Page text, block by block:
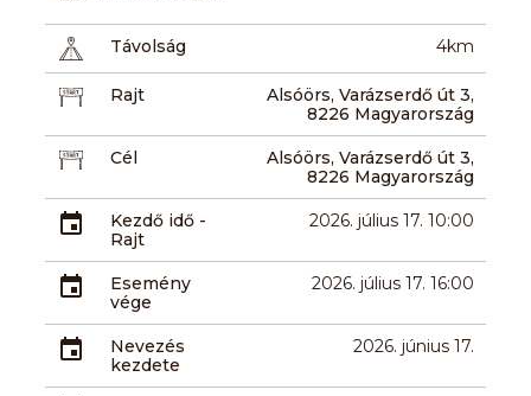
Távolság 4km
Rajt
Alsóörs, Varázserdő út 3,
8226 Magyarország
Cél
Alsóörs, Varázserdő út 3,
8226 Magyarország
Kezdő idő -
Rajt
2026. július 17. 10:00
Esemény
vége
2026. július 17. 16:00
Nevezés
kezdete
2026. június 17.